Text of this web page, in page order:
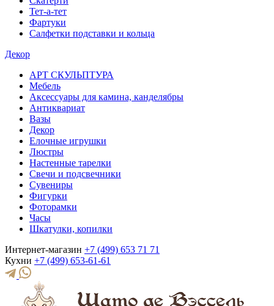
Тет-а-тет
Фартуки
Салфетки подставки и кольца
Декор
АРТ СКУЛЬПТУРА
Мебель
Аксессуары для камина, канделябры
Антиквариат
Вазы
Декор
Елочные игрушки
Люстры
Настенные тарелки
Свечи и подсвечники
Сувениры
Фигурки
Фоторамки
Часы
Шкатулки, копилки
Интернет-магазин +7 (499) 653 71 71
Кухни +7 (499) 653-61-61